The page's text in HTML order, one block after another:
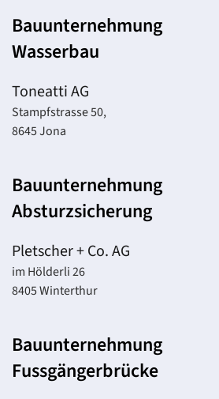
Bauunternehmung
Wasserbau
Toneatti AG
Stampfstrasse 50,
8645 Jona
Bauunternehmung
Absturzsicherung
Pletscher + Co. AG
im Hölderli 26
8405 Winterthur
Bauunternehmung
Fussgängerbrücke